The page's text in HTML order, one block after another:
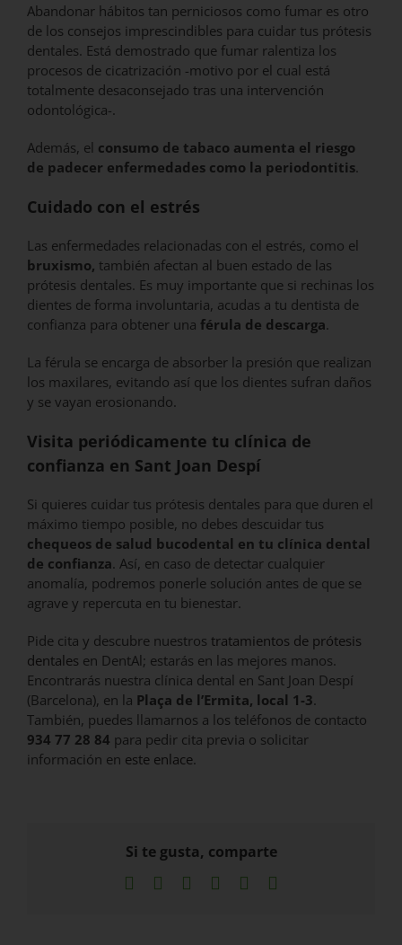
Abandonar hábitos tan perniciosos como fumar es otro
de los consejos imprescindibles para cuidar tus prótesis
dentales. Está demostrado que fumar ralentiza los
procesos de cicatrización -motivo por el cual está
totalmente desaconsejado tras una intervención
odontológica-.
Además, el consumo de tabaco aumenta el riesgo
de padecer enfermedades como la periodontitis.
Cuidado con el estrés
Las enfermedades relacionadas con el estrés, como el
bruxismo, también afectan al buen estado de las
prótesis dentales. Es muy importante que si rechinas los
dientes de forma involuntaria, acudas a tu dentista de
confianza para obtener una férula de descarga.
La férula se encarga de absorber la presión que realizan
los maxilares, evitando así que los dientes sufran daños
y se vayan erosionando.
Visita periódicamente tu clínica de
confianza en Sant Joan Despí
Si quieres cuidar tus prótesis dentales para que duren el
máximo tiempo posible, no debes descuidar tus
chequeos de salud bucodental en tu clínica dental
de confianza. Así, en caso de detectar cualquier
anomalía, podremos ponerle solución antes de que se
agrave y repercuta en tu bienestar.
Pide cita y descubre nuestros tratamientos de prótesis
dentales en DentAl; estarás en las mejores manos.
Encontrarás nuestra clínica dental en Sant Joan Despí
(Barcelona), en la Plaça de l’Ermita, local 1-3.
También, puedes llamarnos a los teléfonos de contacto
934 77 28 84 para pedir cita previa o solicitar
información en este enlace.
Si te gusta, comparte
Facebook LinkedInWhatsApp
Pinterest